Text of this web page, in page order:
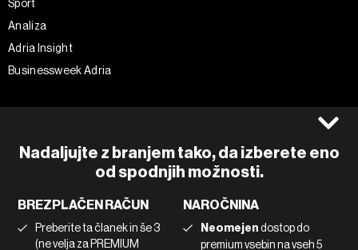
Nadaljujte z branjem tako, da izberete eno
od spodnjih možnosti.
BREZPLAČEN RAČUN
Preberite ta članek in še 3
(ne velja za PREMIUM
NAROČNINA
Neomejendostop do
premium vsebin na vseh 5
Šport
Analiza
Adria Insight
Businessweek Adria
Piškotki
Marketing
Uporaba umetne inteligence
Instagram
Linkedin
Tiktok